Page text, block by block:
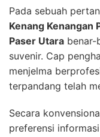
Pada sebuah
Kenang Kenangan
Paser Utara benar-
suvenir. Cap
menjelma
terpandang telah
Secara
preferensi